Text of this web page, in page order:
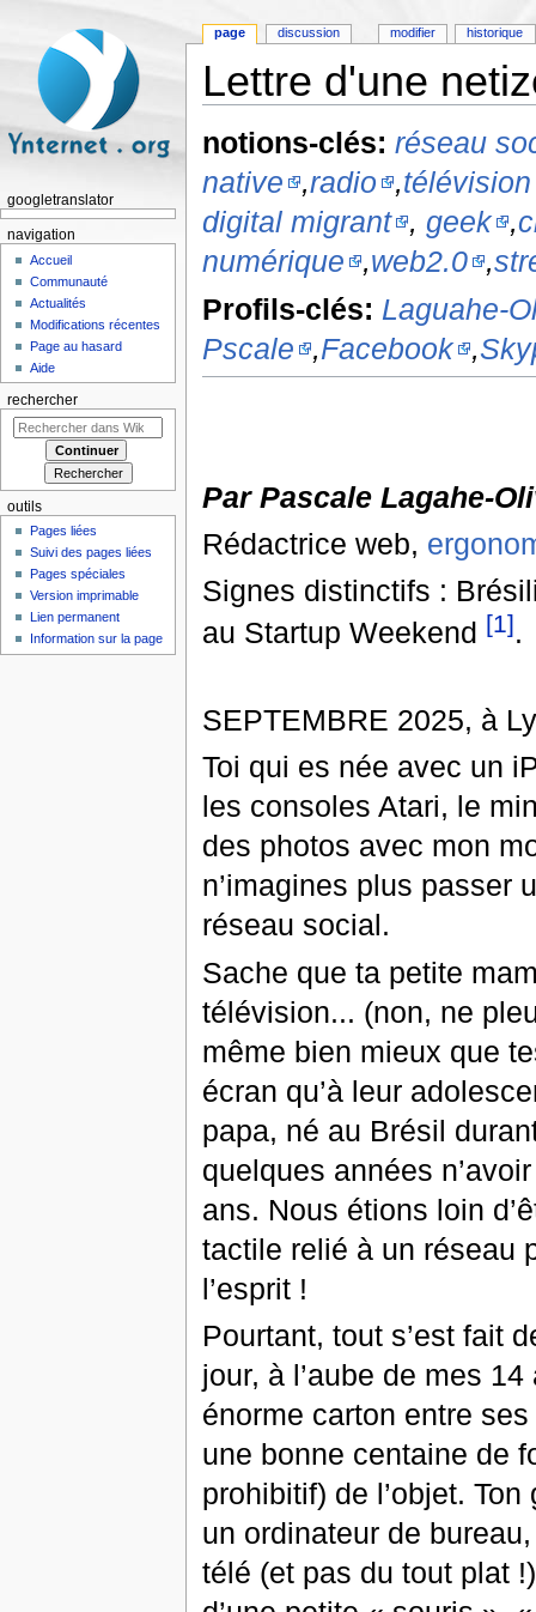
Lettre d'une
notions-clés: réseau
native
,radio ,télévision
digital migrant , geek ,
numérique
,web2.0 ,
Profils-clés: Laguahe-
Pscale
,Facebook ,
Par Pascale Lagahe-
Rédactrice web,
Signes distinctifs :
au Startup Weekend [1].
SEPTEMBRE 2025, à
Toi qui es née avec un
les consoles Atari, le
des photos avec mon
n’imagines plus passer
réseau social.
Sache que ta petite
télévision... (non, ne
même bien mieux que
écran qu’à leur
papa, né au Brésil
quelques années
ans. Nous étions loin
tactile relié à un réseau
l’esprit !
Pourtant, tout s’est fait
jour, à l’aube de mes
énorme carton entre
une bonne centaine de
prohibitif) de l’objet.
un ordinateur de
télé (et pas du tout plat
page discussion modifier historique
googletranslator
navigation
Accueil
Communauté
Actualités
Modifications récentes
Page au hasard
Aide
rechercher
outils
Pages liées
Suivi des pages liées
Pages spéciales
Version imprimable
Lien permanent
Information sur la page